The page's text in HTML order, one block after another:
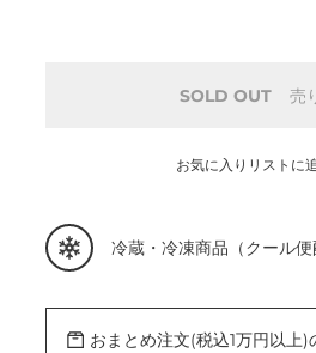
格
SOLD OUT 売
お気に入りリストに
カ
ー
ト
冷蔵・冷凍商品（クール便
おまとめ注文(税込1万円以上